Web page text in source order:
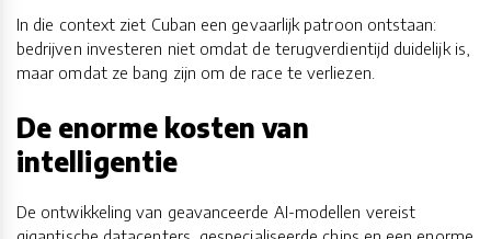
In die context ziet Cuban een gevaarlijk patroon ontstaan:
bedrijven investeren niet omdat de terugverdientijd duidelijk is,
maar omdat ze bang zijn om de race te verliezen.
De enorme kosten van
intelligentie
De ontwikkeling van geavanceerde AI-modellen vereist